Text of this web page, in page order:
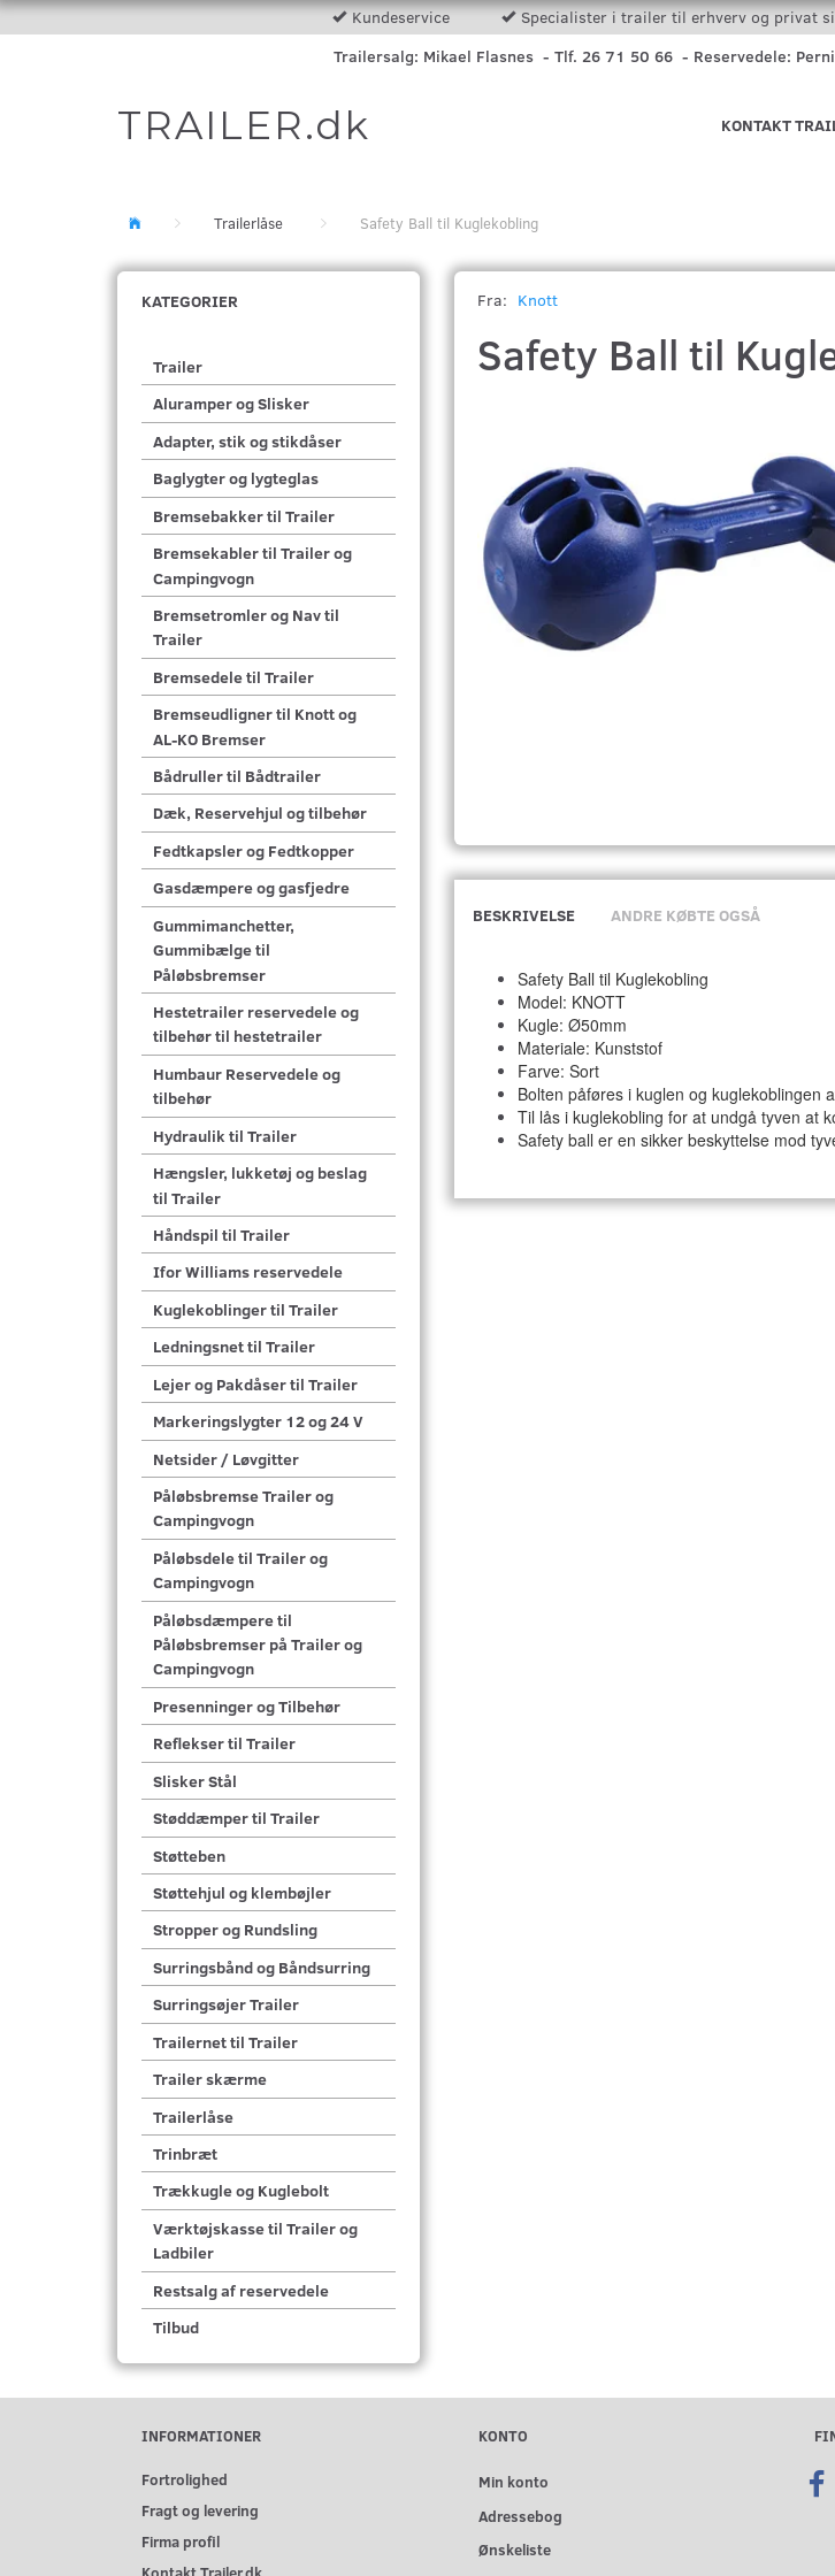
Kundeservice Specialister i trailer til erhverv og privat
Trailersalg: Mikael Flasnes - Tlf. 26 71 50 66 - Reservedele:
TRAILER.dk KONTAKT
Trailerlåse Safety Ball til Kuglekobling
KATEGORIER
Trailer
Aluramper og Slisker
Adapter, stik og stikdåser
Baglygter og lygteglas
Bremsebakker til Trailer
Bremsekabler til Trailer og
Campingvogn
Bremsetromler og Nav til
Trailer
Bremsedele til Trailer
Bremseudligner til Knott og
AL-KO Bremser
Bådruller til Bådtrailer
Dæk, Reservehjul og tilbehør
Fedtkapsler og Fedtkopper
Gasdæmpere og gasfjedre
Gummimanchetter,
Gummibælge til
Påløbsbremser
Hestetrailer reservedele og
tilbehør til hestetrailer
Humbaur Reservedele og
tilbehør
Hydraulik til Trailer
Hængsler, lukketøj og beslag
til Trailer
Håndspil til Trailer
Ifor Williams reservedele
Kuglekoblinger til Trailer
Ledningsnet til Trailer
Lejer og Pakdåser til Trailer
Markeringslygter 12 og 24 V
Netsider / Løvgitter
Påløbsbremse Trailer og
Campingvogn
Påløbsdele til Trailer og
Campingvogn
Påløbsdæmpere til
Påløbsbremser på Trailer og
Campingvogn
Presenninger og Tilbehør
Reflekser til Trailer
Slisker Stål
Støddæmper til Trailer
Støtteben
Støttehjul og klembøjler
Stropper og Rundsling
Surringsbånd og Båndsurring
Surringsøjer Trailer
Trailernet til Trailer
Trailer skærme
Trailerlåse
Trinbræt
Trækkugle og Kuglebolt
Værktøjskasse til Trailer og
Ladbiler
Restsalg af reservedele
Tilbud
Fra: Knott
Safety Ball til
BESKRIVELSE ANDRE KØBTE OGSÅ
Safety Ball til Kuglekobling
Model: KNOTT
Kugle: Ø50mm
Materiale: Kunststof
Farve: Sort
Bolten påføres i kuglen og kuglekoblingen
Til lås i kuglekobling for at undgå tyven at
Safety ball er en sikker beskyttelse mod
INFORMATIONER
Fortrolighed
Fragt og levering
Firma profil
KONTO
Min konto
Adressebog
Ønskeliste